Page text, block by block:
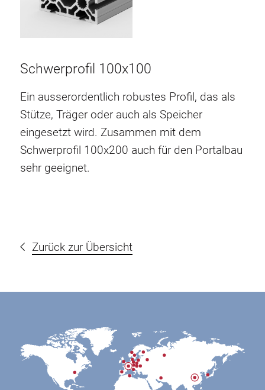
Schwerprofil 100x100
Ein ausserordentlich robustes Profil, das als
Stütze, Träger oder auch als Speicher
eingesetzt wird. Zusammen mit dem
Schwerprofil 100x200 auch für den Portalbau
sehr geeignet.
Zurück zur Übersicht